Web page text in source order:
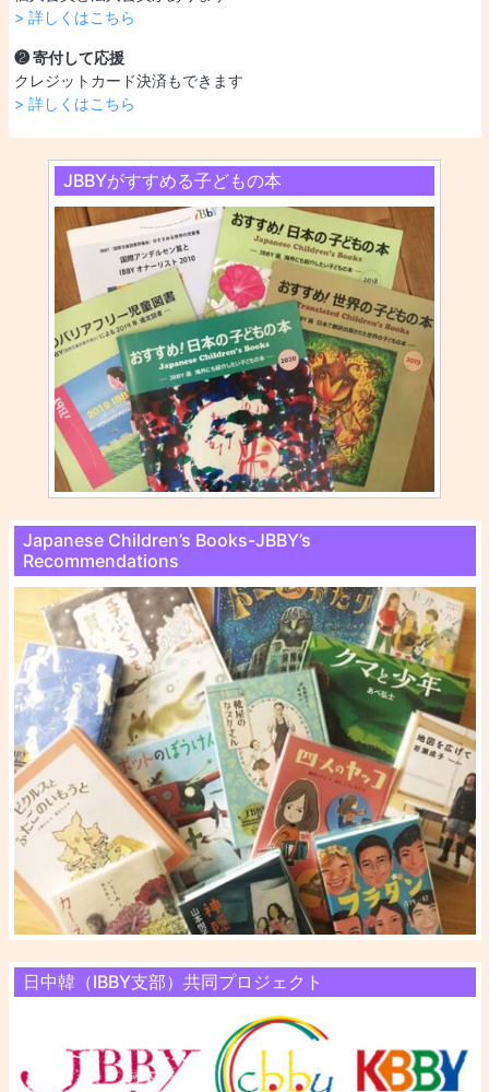
> 詳しくはこちら
❷ 寄付して応援
クレジットカード決済もできます
> 詳しくはこちら
JBBYがすすめる子どもの本
Japanese Children’s Books-JBBY’s
Recommendations
日中韓（IBBY支部）共同プロジェクト